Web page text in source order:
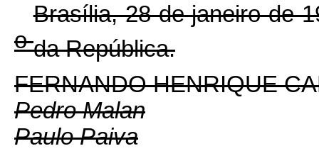
Brasília, 28 de janeiro de
oda República.
FERNANDO HENRIQUE
Pedro Malan
Paulo Paiva